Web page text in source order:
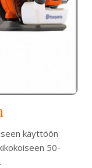
käyttöön
50-